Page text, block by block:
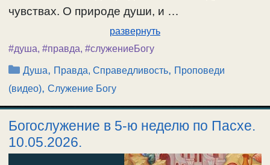
чувствах. О природе души, и …
развернуть
#душа, #правда, #служениеБогу
Рубрики
Душа, Правда, Справедливость, Проповеди
(видео), Служение Богу
Богослужение в 5-ю неделю по Пасхе.
10.05.2026.